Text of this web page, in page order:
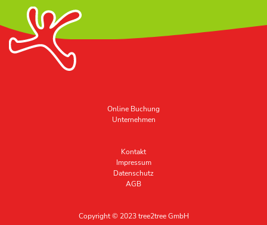
Copyright © 2023 tree2tree GmbH
Online Buchung
Unternehmen
Kontakt
Impressum
Datenschutz
AGB